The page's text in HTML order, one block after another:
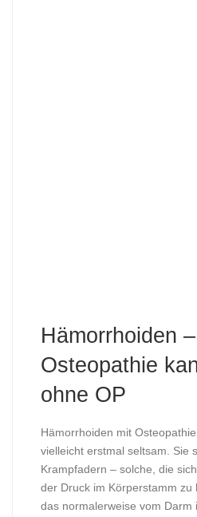
Hämorrhoiden –
Osteopathie
ohne OP
Hämorrhoiden mit
vielleicht erstmal seltsam. Sie
Krampfadern – solche, die
der Druck im Körperstamm zu
das normalerweise vom Darm